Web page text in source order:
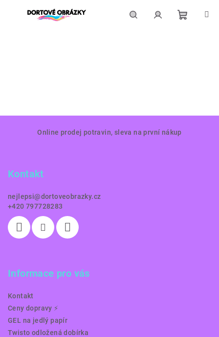
Online prodej potravin, sleva na první nákup
Kontakt
nejlepsi@dortoveobrazky.cz
+420 797728283
Informace pro vás
Kontakt
Ceny dopravy ⚡️
GEL na jedlý papír
Twisto odložená dobírka